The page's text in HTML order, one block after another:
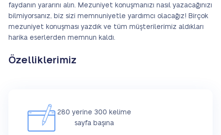
faydanın yararını alın. Mezuniyet konuşmanızı nasıl yazacağınızı
bilmiyorsanız, biz sizi memnuniyetle yardımcı olacağız! Birçok
mezuniyet konuşması yazdık ve tüm müşterilerimiz aldıkları
harika eserlerden memnun kaldı.
Özelliklerimiz
280 yerine 300 kelime
sayfa başına